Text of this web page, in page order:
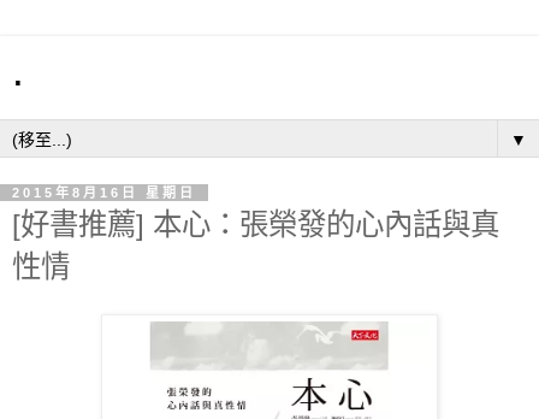
.
▼
2015年8月16日 星期日
[好書推薦] 本心：張榮發的心內話與真
性情